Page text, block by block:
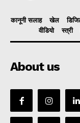
कानूनी सलाह खेल
वीडियो
स्त्री
About us